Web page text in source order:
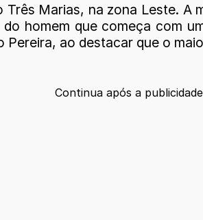
Marias, na zona Leste.
homem que começa com
ao destacar que o
Continua após a